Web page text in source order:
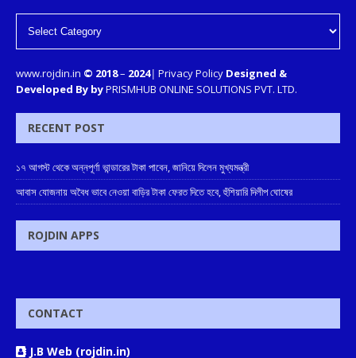
www.rojdin.in © 2018– 2024| Privacy Policy Designed &
Developed By byPRISMHUB ONLINE SOLUTIONS PVT. LTD.
RECENT POST
১৭ আগস্ট থেকে অন্নপূর্ণা ভান্ডারের টাকা পাবেন, জানিয়ে দিলেন মুখ্যমন্ত্রী
আবাস যোজনায় অবৈধ ভাবে নেওয়া বাড়ির টাকা ফেরত দিতে হবে, হুঁশিয়ারি দিলীপ ঘোষের
ROJDIN APPS
CONTACT
J.B Web (rojdin.in)